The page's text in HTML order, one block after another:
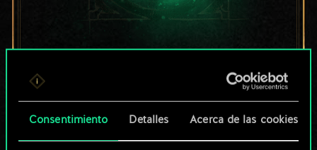
Consentimiento Detalles Acerca de las cookies
un conjunto de
cartas compartido.